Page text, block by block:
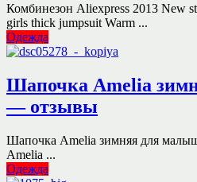
Комбинезон Aliexpress 2013 New
girls thick jumpsuit Warm ...
Одежда
Шапочка Amelia
— отзывы
Шапочка Amelia зимняя для
Amelia ...
Одежда